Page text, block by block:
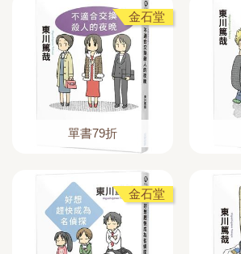
金石堂
單書79折
金石堂